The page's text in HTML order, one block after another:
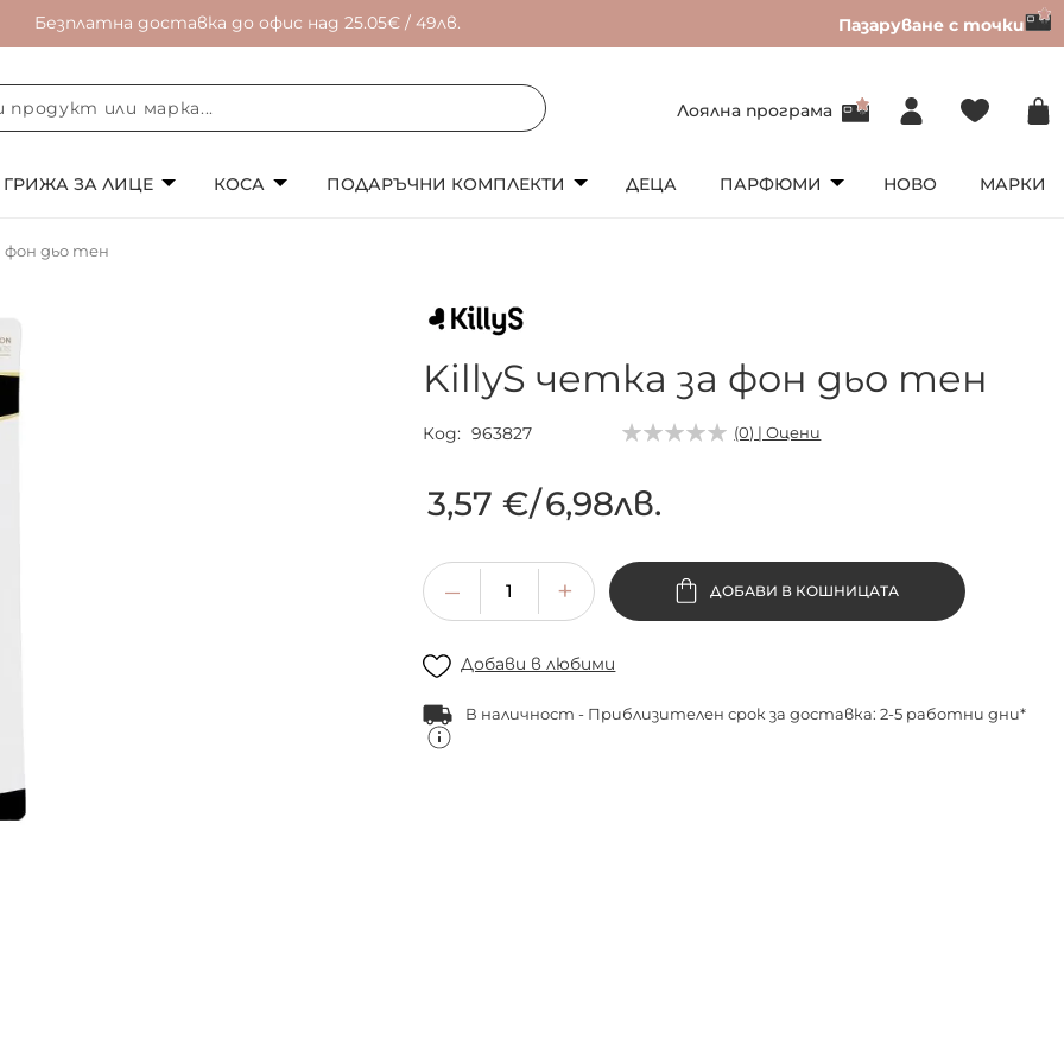
Безплатна доставка до офис над 25.05€ / 49лв. Пазаруване с точки
Лоялна програма
ГРИЖА ЗА ЛИЦЕ КОСА ПОДАРЪЧНИ КОМПЛЕКТИ ДЕЦА ПАРФЮМИ НОВО МАРКИ
фон дьо тен
KillyS четка за фон дьо тен
Код 963827 (0) | Оцени
3,57 €/6,98лв.
ДОБАВИ В КОШНИЦАТА
Добави в любими
В наличност - Приблизителен срок за доставка: 2-5 работни дни*